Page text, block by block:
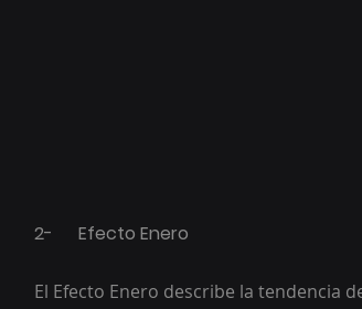
2-	Efecto Enero
El Efecto Enero describe la tendencia